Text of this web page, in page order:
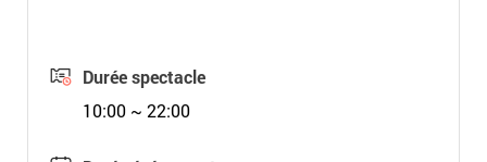
Durée spectacle
10:00 ~ 22:00